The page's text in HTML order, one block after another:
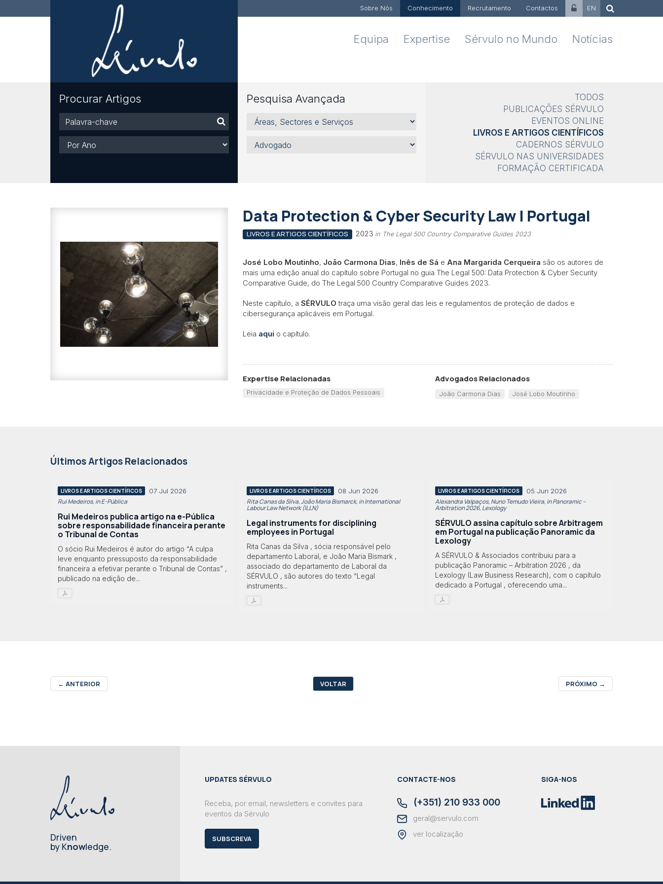
Sobre Nós Conhecimento Recrutamento Contactos EN
Equipa Expertise Sérvulo no Mundo Notícias
Procurar Artigos
Palavra-
chave
Ano
Pesquisa Avançada
Áreas,
Sectores
Serviços
Advogado
TODOS
PUBLICAÇÕES SÉRVULO
EVENTOS ONLINE
LIVROS E ARTIGOS CIENTÍFICOS
CADERNOS SÉRVULO
SÉRVULO NAS UNIVERSIDADES
FORMAÇÃO CERTIFICADA
Data Protection & Cyber Security Law | Portugal
LIVROS E ARTIGOS CIENTÍFICOS 2023 in The Legal 500 Country Comparative Guides 2023
José Lobo Moutinho, João Carmona Dias, Inês de Sá e Ana Margarida Cerqueira são os autores de
mais uma edição anual do capítulo sobre Portugal no guia The Legal 500: Data Protection & Cyber Security
Comparative Guide, do The Legal 500 Country Comparative Guides 2023.
Neste capítulo, a SÉRVULO traça uma visão geral das leis e regulamentos de proteção de dados e
cibersegurança aplicáveis em Portugal.
Leia aqui o capítulo.
Expertise Relacionadas
Privacidade e Proteção de Dados Pessoais
Advogados Relacionados
João Carmona Dias José Lobo Moutinho
Últimos Artigos Relacionados
LIVROS E ARTIGOS CIENTÍFICOS 07 Jul 2026
Rui Medeiros, in E-Pública
Rui Medeiros publica artigo na e-Pública
sobre responsabilidade financeira perante
o Tribunal de Contas
O sócio Rui Medeiros é autor do artigo “A culpa
leve enquanto pressuposto da responsabilidade
financeira a efetivar perante o Tribunal de Contas” ,
publicado na edição de...
LIVROS E ARTIGOS CIENTÍFICOS 08 Jun 2026
Rita Canas da Silva, João Maria Bismarck, in International
Labour Law Network (ILLN)
Legal instruments for disciplining
employees in Portugal
Rita Canas da Silva , sócia responsável pelo
departamento Laboral, e João Maria Bismark ,
associado do departamento de Laboral da
SÉRVULO , são autores do texto “Legal
instruments...
LIVROS E ARTIGOS CIENTÍFICOS 05 Jun 2026
Alexandra Valpaços, Nuno Temudo Vieira, in Panoramic –
Arbitration 2026, Lexology
SÉRVULO assina capítulo sobre Arbitragem
em Portugal na publicação Panoramic da
Lexology
A SÉRVULO & Associados contribuiu para a
publicação Panoramic – Arbitration 2026 , da
Lexology (Law Business Research), com o capítulo
dedicado a Portugal , oferecendo uma...
← ANTERIOR VOLTAR PRÓXIMO →
Driven
by Knowledge.
UPDATES SÉRVULO
Receba, por email, newsletters e convites para
eventos da Sérvulo
SUBSCREVA
CONTACTE-NOS
(+351) 210 933 000
geral@servulo.com
ver localização
SIGA-NOS